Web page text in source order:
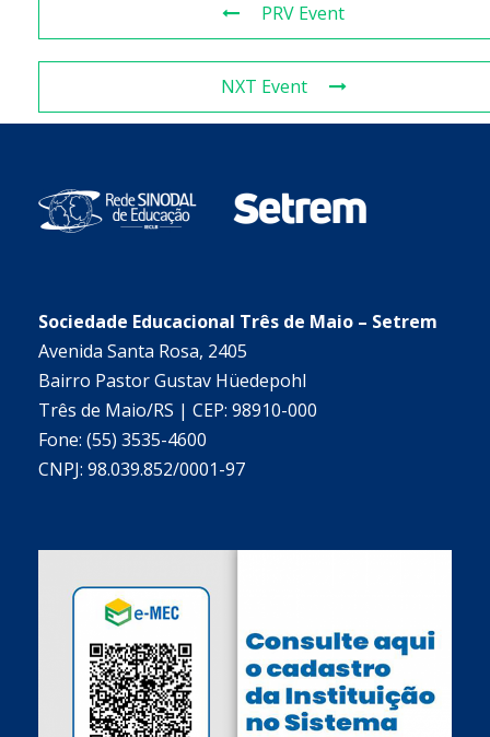
PRV Event
NXT Event
Sociedade Educacional Três de Maio – Setrem
Avenida Santa Rosa, 2405
Bairro Pastor Gustav Hüedepohl
Três de Maio/RS | CEP: 98910-000
Fone: (55) 3535-4600
CNPJ: 98.039.852/0001-97